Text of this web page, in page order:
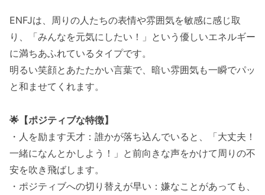
ENFJは、周りの人たちの表情や雰囲気を敏感に感じ取
り、「みんなを元気にしたい！」という優しいエネルギー
に満ちあふれているタイプです。
明るい笑顔とあたたかい言葉で、暗い雰囲気も一瞬でパッ
と和ませてくれます。
🌟【ポジティブな特徴】
・人を励ます天才：誰かが落ち込んでいると、「大丈夫！
一緒になんとかしよう！」と前向きな声をかけて周りの不
安を吹き飛ばします。
・ポジティブへの切り替えが早い：嫌なことがあっても、